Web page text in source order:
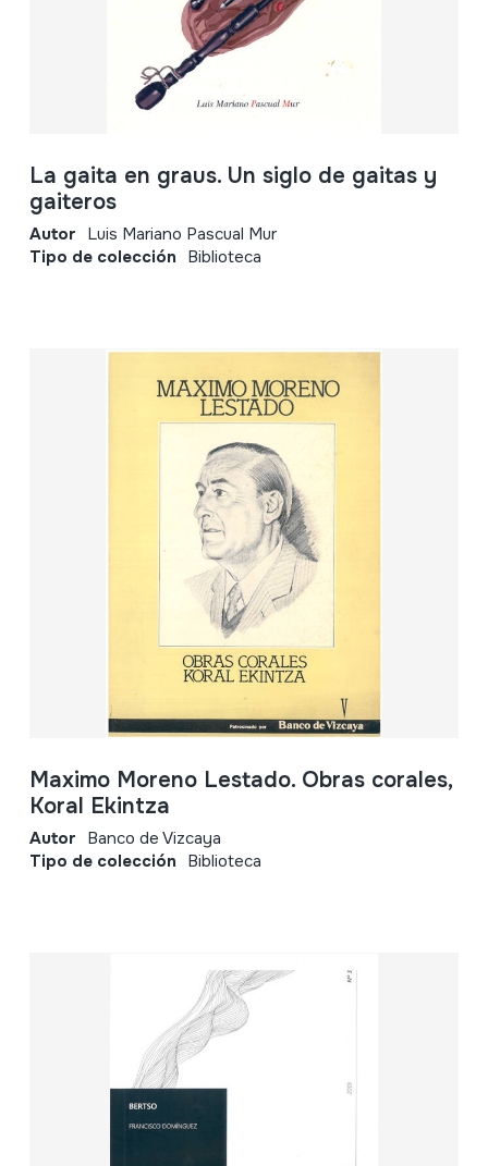
La gaita en graus. Un siglo de gaitas y
gaiteros
Autor Luis Mariano Pascual Mur
Tipo de colección Biblioteca
Maximo Moreno Lestado. Obras corales,
Koral Ekintza
Autor Banco de Vizcaya
Tipo de colección Biblioteca